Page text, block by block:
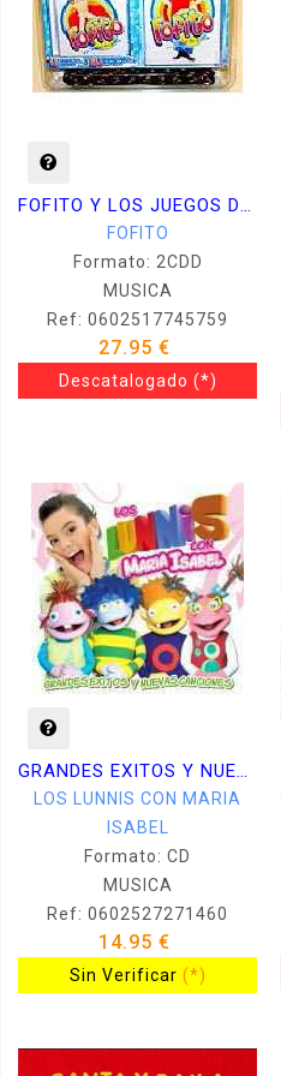
FOFITO Y LOS JUEGOS DE LA CALLE -CD + DVD + COMBA
FOFITO
Formato: 2CDD
MUSICA
Ref: 0602517745759
27.95 €
Descatalogado (*)
GRANDES EXITOS Y NUEVAS CANCIONES
LOS LUNNIS CON MARIA
ISABEL
Formato: CD
MUSICA
Ref: 0602527271460
14.95 €
Sin Verificar (*)